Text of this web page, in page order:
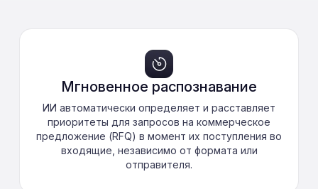
Мгновенное распознавание
ИИ автоматически определяет и расставляет
приоритеты для запросов на коммерческое
предложение (RFQ) в момент их поступления во
входящие, независимо от формата или
отправителя.